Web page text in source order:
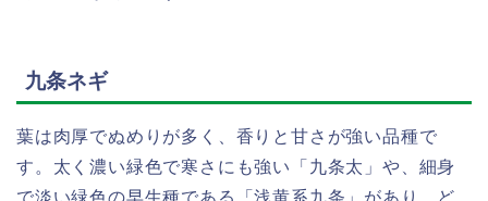
九条ネギ
葉は肉厚でぬめりが多く、香りと甘さが強い品種で
す。太く濃い緑色で寒さにも強い「九条太」や、細身
で淡い緑色の早生種である「浅黄系九条」があり、ど